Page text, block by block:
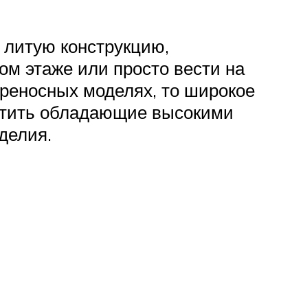
конструкцию,
этаже или просто вести на
моделях, то широкое
обладающие высокими